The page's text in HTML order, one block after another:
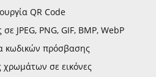
QR Code
JPEG, PNG, GIF, BMP, WebP
κωδικών πρόσβασης
χρωμάτων σε εικόνες